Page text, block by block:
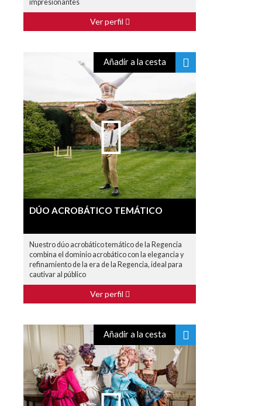
impresionantes
Ver perfil
Añadir a la cesta
DÚO ACROBÁTICO TEMÁTICO
Nuestro dúo acrobático temático de la Regencia
combina el dominio acrobático con la elegancia y
refinamiento de la era de la Regencia, ideal para
cautivar al público
Ver perfil
Añadir a la cesta